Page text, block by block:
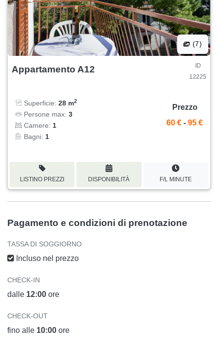
(7)
Appartamento A12
ID
12225
Superficie: 28 m2
Persone max: 3
Camere: 1
Bagni: 1
Prezzo
60 € - 95 €
LISTINO PREZZI DISPONIBILITÀ F/L MINUTE
Pagamento e condizioni di prenotazione
TASSA DI SOGGIORNO
Incluso nel prezzo
CHECK-IN
dalle 12:00 ore
CHECK-OUT
fino alle 10:00 ore